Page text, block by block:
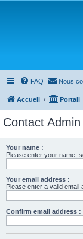
FAQ Nous
Accueil Portail
Contact Admin
Your name :
Please enter your name,
Your email address :
Please enter a valid
Confirm email address :